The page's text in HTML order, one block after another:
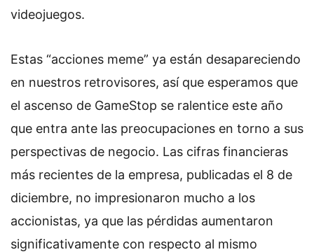
videojuegos.
Estas “acciones meme” ya están desapareciendo
en nuestros retrovisores, así que esperamos que
el ascenso de GameStop se ralentice este año
que entra ante las preocupaciones en torno a sus
perspectivas de negocio. Las cifras financieras
más recientes de la empresa, publicadas el 8 de
diciembre, no impresionaron mucho a los
accionistas, ya que las pérdidas aumentaron
significativamente con respecto al mismo